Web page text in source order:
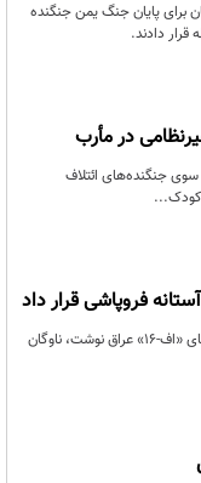
برای پایان جنگ یمن جنگنده
دادند.
در مأرب
جنگنده‌های ائتلاف
کودک...
یک وبگاه تحلیلی با اشاره به پرواز اخیر شماری از جنگنده‌های «اف-16» عراق نوشت، ناوگان